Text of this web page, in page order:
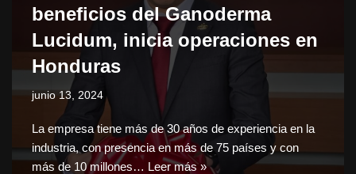
beneficios del Ganoderma
Lucidum, inicia operaciones en
Honduras
junio 13, 2024
La empresa tiene más de 30 años de experiencia en la
industria, con presencia en más de 75 países y con
más de 10 millones… Leer más »